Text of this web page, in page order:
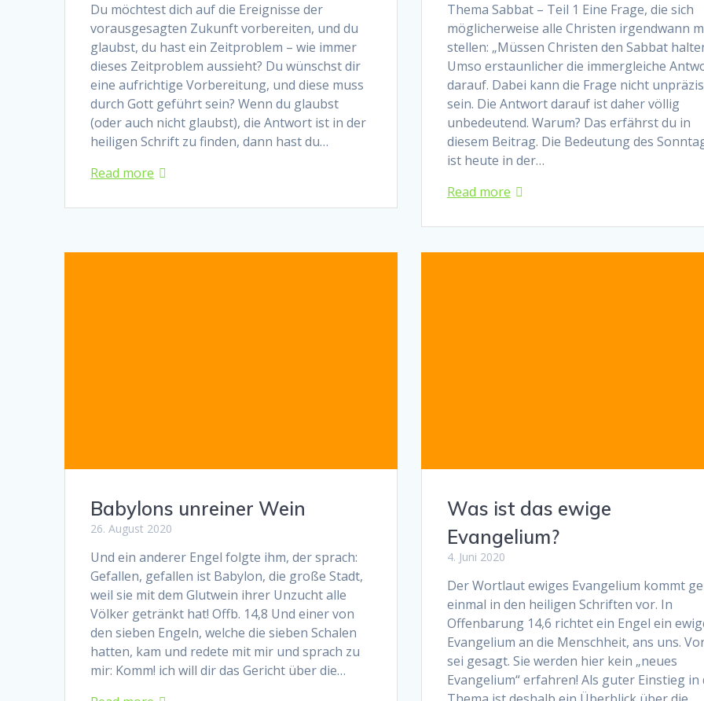
Du möchtest dich auf die Ereignisse der
vorausgesagten Zukunft vorbereiten, und du
glaubst, du hast ein Zeitproblem – wie immer
dieses Zeitproblem aussieht? Du wünschst dir
eine aufrichtige Vorbereitung, und diese muss
durch Gott geführt sein? Wenn du glaubst
(oder auch nicht glaubst), die Antwort ist in der
heiligen Schrift zu finden, dann hast du…
Read more
Thema Sabbat – Teil 1 Eine Frage, die sich
möglicherweise alle Christen irgendwann
stellen: „Müssen Christen den Sabbat
Umso erstaunlicher die immergleiche
darauf. Dabei kann die Frage nicht
sein. Die Antwort darauf ist daher völlig
unbedeutend. Warum? Das erfährst du in
diesem Beitrag. Die Bedeutung des
ist heute in der…
Read more
Babylons unreiner Wein
26. August 2020
Und ein anderer Engel folgte ihm, der sprach:
Gefallen, gefallen ist Babylon, die große Stadt,
weil sie mit dem Glutwein ihrer Unzucht alle
Völker getränkt hat! Offb. 14,8 Und einer von
den sieben Engeln, welche die sieben Schalen
hatten, kam und redete mit mir und sprach zu
mir: Komm! ich will dir das Gericht über die…
Was ist das ewige
Evangelium?
4. Juni 2020
Der Wortlaut ewiges Evangelium kommt
einmal in den heiligen Schriften vor. In
Offenbarung 14,6 richtet ein Engel ein
Evangelium an die Menschheit, ans uns.
sei gesagt. Sie werden hier kein „neues
Evangelium“ erfahren! Als guter Einstieg in